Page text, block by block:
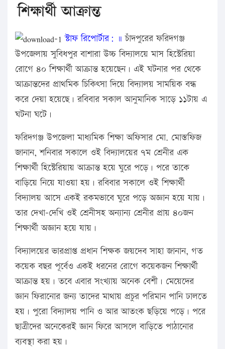
শিক্ষার্থী আক্রান্ত
স্টাফ রিপোর্টার: ॥ চাঁদপুরের ফরিদগঞ্জ
উপজেলায় সুবিধপুর বাশারা উচ্চ বিদ্যালয়ে মাস হিস্টেরিয়া
রোগে ৪০ শিক্ষার্থী আক্রান্ত হয়েছেন। এই ঘটনার পর থেকে
আক্রান্তদের প্রাথমিক চিকিৎসা দিয়ে বিদ্যালয় সাময়িক বন্ধ
করে দেয়া হয়েছে। রবিবার সকাল আনুমানিক সাড়ে ১১টায় এ
ঘটনা ঘটে।
ফরিদগঞ্জ উপজেলা মাধ্যমিক শিক্ষা অফিসার মো. মোস্তফিজ
জানান, শনিবার সকালে ওই বিদ্যালয়ের ৭ম শ্রেনীর এক
শিক্ষার্থী হিস্টেরিয়ায় আক্রান্ত হয়ে ঘুরে পড়ে। পরে তাকে
বাড়িয়ে নিয়ে যাওয়া হয়। রবিবার সকালে ওই শিক্ষার্থী
বিদ্যালয় আসে একই রকমভাবে ঘুরে পড়ে অজ্ঞান হয়ে যায়।
তার দেখা-দেখি ওই শ্রেনীসহ অন্যান্য শ্রেনীর প্রায় ৪০জন
শিক্ষার্থী অজ্ঞান হয়ে যায়।
বিদ্যালয়ের ভারপ্রাপ্ত প্রধান শিক্ষক জয়দেব সাহা জানান, গত
কয়েক বছর পূর্বেও একই ধরনের রোগে কয়েকজন শিক্ষার্থী
আক্রান্ত হয়। তবে এবার সংখ্যায় অনেক বেশী। মেয়েদের
জ্ঞান ফিরানোর জন্য তাদের মাথায় প্রচুর পরিমান পানি ঢালতে
হয়। পুরো বিদ্যালয় পানি ও আর আতংক ছড়িয়ে পড়ে। পরে
ছাত্রীদের অনেকেরই জ্ঞান ফিরে আসলে বাড়িতে পাঠানোর
ব্যবস্থা করা হয়।